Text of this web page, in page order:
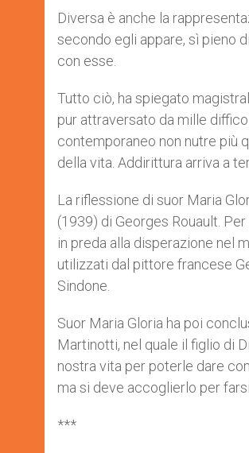
Diversa è anche la
secondo egli appare, sì pieno
con esse.
Tutto ciò, ha spiegato
pur attraversato da mille
contemporaneo non nutre più
della vita. Addirittura arriva a
La riflessione di suor Maria
(1939) di Georges Rouault.
in preda alla disperazione nel
utilizzati dal pittore francese
Sindone.
Suor Maria Gloria ha poi
Martinotti, nel quale il figlio di
nostra vita per poterle dare
ma si deve accoglierlo per
***